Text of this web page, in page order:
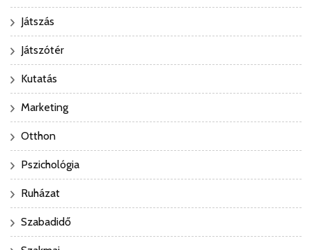
Játszás
Játszótér
Kutatás
Marketing
Otthon
Pszichológia
Ruházat
Szabadidő